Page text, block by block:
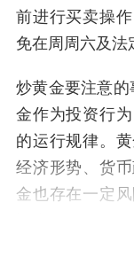
前进行买卖操
免在周周六及法
炒黄金要注意
金作为投资行
的运行规律。
经济形势、货
金也存在一定